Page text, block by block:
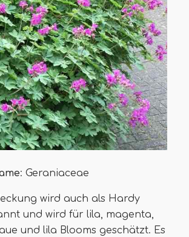
: Geraniaceae
wird auch als Hardy
und wird für lila, magenta,
und lila Blooms geschätzt. Es